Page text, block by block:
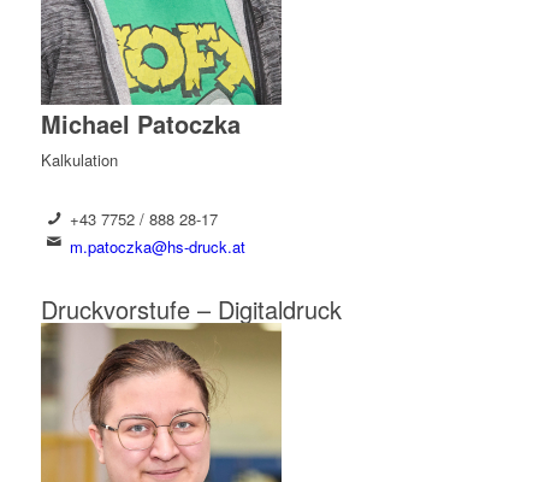
Michael Patoczka
Kalkulation
+43 7752 / 888 28-17
m.patoczka@hs-druck.at
Druckvorstufe – Digitaldruck